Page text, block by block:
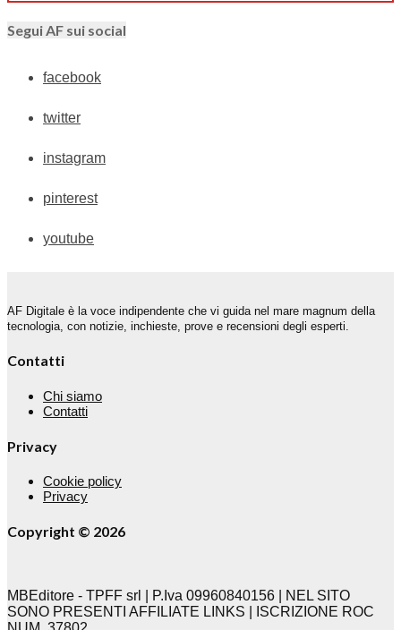
Segui AF sui social
facebook
twitter
instagram
pinterest
youtube
AF Digitale è la voce indipendente che vi guida nel mare magnum della
tecnologia, con notizie, inchieste, prove e recensioni degli esperti.
Contatti
Chi siamo
Contatti
Privacy
Cookie policy
Privacy
Copyright © 2026
MBEditore - TPFF srl | P.Iva 09960840156 | NEL SITO
SONO PRESENTI AFFILIATE LINKS | ISCRIZIONE ROC